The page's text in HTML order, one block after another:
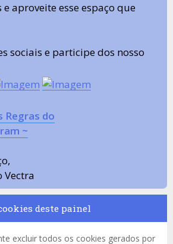
aproveite esse espaço que
sociais e participe dos nosso
Regras do
~
Vectra
deste painel
excluir todos os cookies gerados por